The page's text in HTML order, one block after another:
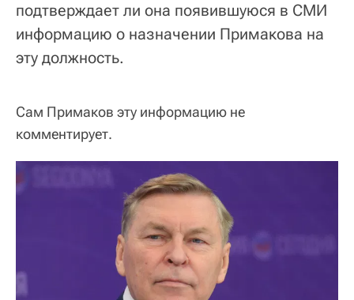
подтверждает ли она появившуюся в СМИ
информацию о назначении Примакова на
эту должность.
Сам Примаков эту информацию не
комментирует.